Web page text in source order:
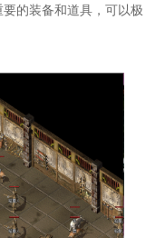
的装备和道具，可以极